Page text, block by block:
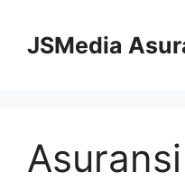
contentJSMedia